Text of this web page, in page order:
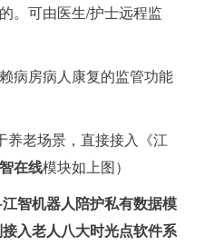
。可由医生/护士远程监
病房病人康复的监管功能
养老场景，直接接入《江
在线模块如上图）
智机器人陪护私有数据模
入老人八大时光点软件系